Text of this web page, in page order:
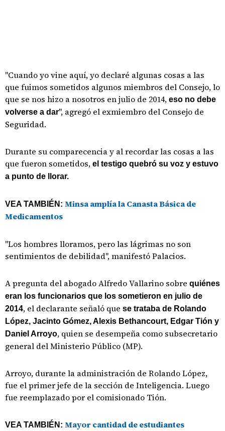
"Cuando yo vine aquí, yo declaré algunas cosas a las
que fuimos sometidos algunos miembros del Consejo, lo
que se nos hizo a nosotros en julio de 2014, eso no debe
volverse a dar", agregó el exmiembro del Consejo de
Seguridad.
Durante su comparecencia y al recordar las cosas a las
que fueron sometidos, el testigo quebró su voz y estuvo
a punto de llorar.
VEA TAMBIÉN: Minsa amplía la Canasta Básica de
Medicamentos
"Los hombres lloramos, pero las lágrimas no son
sentimientos de debilidad", manifestó Palacios.
A pregunta del abogado Alfredo Vallarino sobre quiénes
eran los funcionarios que los sometieron en julio de
2014, el declarante señaló que se trataba de Rolando
López, Jacinto Gómez, Alexis Bethancourt, Edgar Tión y
Daniel Arroyo, quien se desempeña como subsecretario
general del Ministerio Público (MP).
Arroyo, durante la administración de Rolando López,
fue el primer jefe de la sección de Inteligencia. Luego
fue reemplazado por el comisionado Tión.
VEA TAMBIÉN: Mayor cantidad de estudiantes